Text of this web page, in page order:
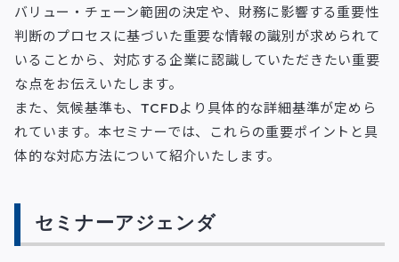
バリュー・チェーン範囲の決定や、財務に影響する重要性
判断のプロセスに基づいた重要な情報の識別が求められて
いることから、対応する企業に認識していただきたい重要
な点をお伝えいたします。
また、気候基準も、TCFDより具体的な詳細基準が定めら
れています。本セミナーでは、これらの重要ポイントと具
体的な対応方法について紹介いたします。
セミナーアジェンダ